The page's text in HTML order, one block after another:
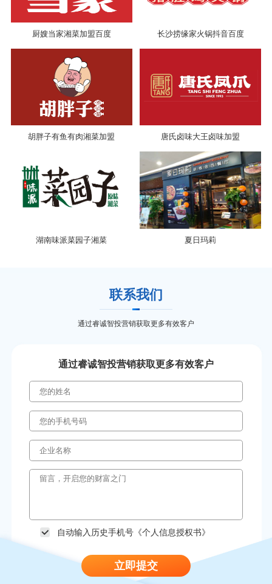
厨嫂当家湘菜加盟百度 长沙捞缘家火锅抖音百度
胡胖子有鱼有肉湘菜加盟 唐氏卤味大王卤味加盟
湖南味派菜园子湘菜 夏日玛莉
联系我们
通过睿诚智投营销获取更多有效客户
通过睿诚智投营销获取更多有效客户
自动输入历史手机号《个人信息授权书》
立即提交